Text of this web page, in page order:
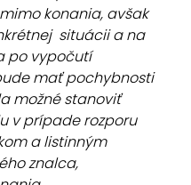
konania, avšak
situácii a na
po vypočutí
mať pochybnosti
možné stanoviť
v prípade rozporu
a listinným
znalca,